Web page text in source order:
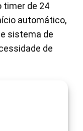
timer de 24
automático,
sistema de
de